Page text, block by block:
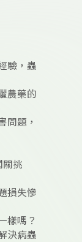
驗，蟲
農藥的
問題，
挑
損失慘
樣嗎？
決病蟲